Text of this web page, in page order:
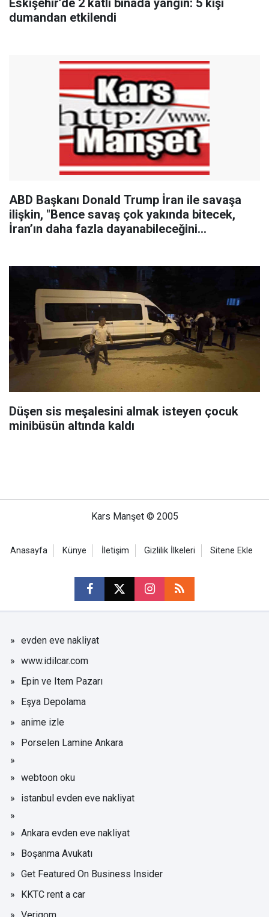
Eskişehir’de 2 katlı binada yangın: 5 kişi
dumandan etkilendi
ABD Başkanı Donald Trump İran ile savaşa
ilişkin, "Bence savaş çok yakında bitecek,
İran’ın daha fazla dayanabileceğini
Düşen sis meşalesini almak isteyen çocuk
minibüsün altında kaldı
Kars Manşet © 2005
Anasayfa Künye İletişim Gizlilik İlkeleri Sitene Ekle
evden eve nakliyat
www.idilcar.com
Epin ve Item Pazarı
Eşya Depolama
anime izle
Porselen Lamine Ankara
webtoon oku
istanbul evden eve nakliyat
Ankara evden eve nakliyat
Boşanma Avukatı
Get Featured On Business Insider
KKTC rent a car